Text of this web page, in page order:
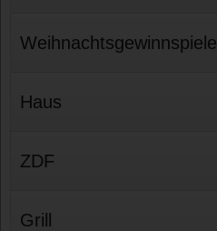
Weihnachtsgewinnspiele
Haus
ZDF
Grill